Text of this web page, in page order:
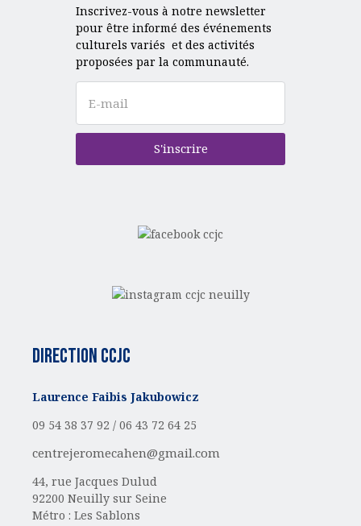
Inscrivez-vous à notre newsletter
pour être informé des événements
culturels variés et des activités
proposées par la communauté.
S'inscrire
Direction CCJC
Laurence Faibis Jakubowicz
09 54 38 37 92 / 06 43 72 64 25
centrejeromecahen@gmail.com
44, rue Jacques Dulud
92200 Neuilly sur Seine
Métro : Les Sablons